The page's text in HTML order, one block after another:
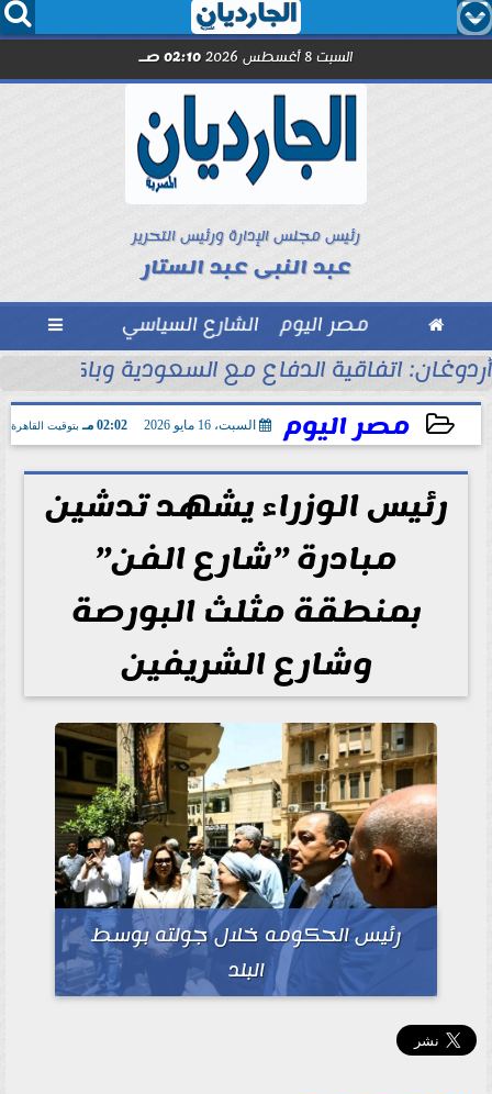
  
السبت 8 أغسطس 2026 02:10 صـ
رئيس مجلس الإدارة ورئيس التحرير
عبد النبى عبد الستار
 مصر اليوم الشارع السياسي 
انطلاق الموسم
أردوغان: اتفاقية الدفاع مع السعودية
مصر اليوم السبت، 16 مايو 2026 02:02 مـ بتوقيت القاهرة
2026-05-16 14:02:34
رئيس الوزراء يشهد تدشين
مبادرة ”شارع الفن”
بمنطقة مثلث البورصة
وشارع الشريفين
رئيس الحكومه خلال جولته بوسط
البلد